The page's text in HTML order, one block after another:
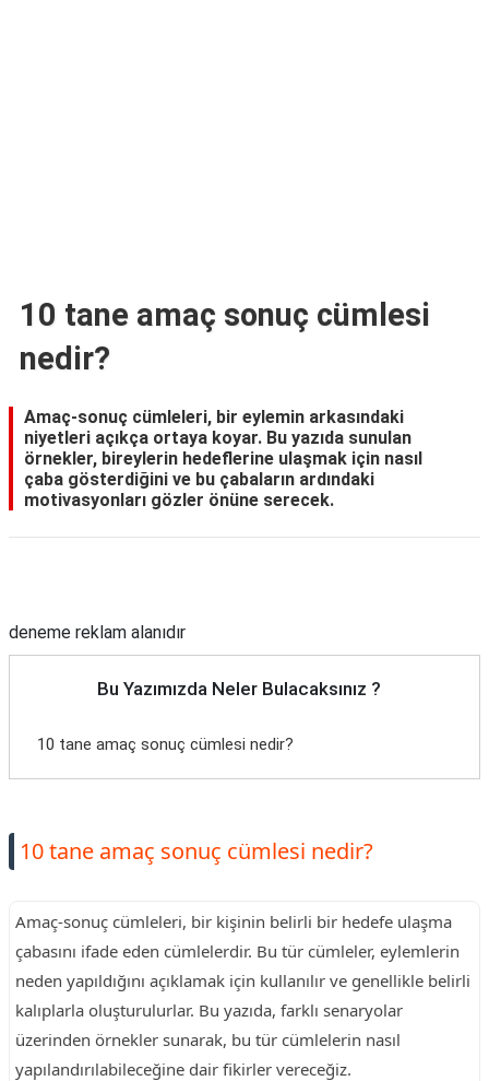
10 tane amaç sonuç cümlesi
nedir?
Amaç-sonuç cümleleri, bir eylemin arkasındaki
niyetleri açıkça ortaya koyar. Bu yazıda sunulan
örnekler, bireylerin hedeflerine ulaşmak için nasıl
çaba gösterdiğini ve bu çabaların ardındaki
motivasyonları gözler önüne serecek.
deneme reklam alanıdır
Bu Yazımızda Neler Bulacaksınız ?
10 tane amaç sonuç cümlesi nedir?
10 tane amaç sonuç cümlesi nedir?
Amaç-sonuç cümleleri, bir kişinin belirli bir hedefe ulaşma
çabasını ifade eden cümlelerdir. Bu tür cümleler, eylemlerin
neden yapıldığını açıklamak için kullanılır ve genellikle belirli
kalıplarla oluşturulurlar. Bu yazıda, farklı senaryolar
üzerinden örnekler sunarak, bu tür cümlelerin nasıl
yapılandırılabileceğine dair fikirler vereceğiz.